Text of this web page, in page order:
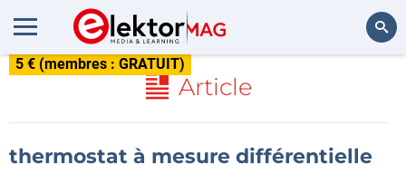
5 € (membres : GRATUIT)
Article
thermostat à mesure différentielle